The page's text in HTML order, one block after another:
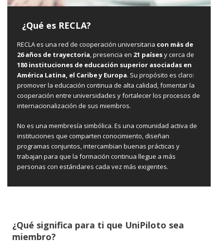
¿Qué es RECLA?
RECLA es una red de cooperación universitaria con más de
26 años de trayectoria, presencia en 21 paísesy cerca de
180 instituciones de educación superior asociadas en
América Latina, el Caribe y Europa. Su propósito es claro:
promover la educación continua de alta calidad, fomentar la
cooperación entre universidades y fortalecer los procesos de
internacionalización de sus miembros.
No es una membresía simbólica. Es una comunidad activa de
instituciones que comparten conocimiento, diseñan
programas conjuntos, intercambian buenas prácticas y
trabajan para que la formación continua llegue a más
personas con estándares cada vez más exigentes.
¿Qué significa para ti que UniPiloto sea
miembro?